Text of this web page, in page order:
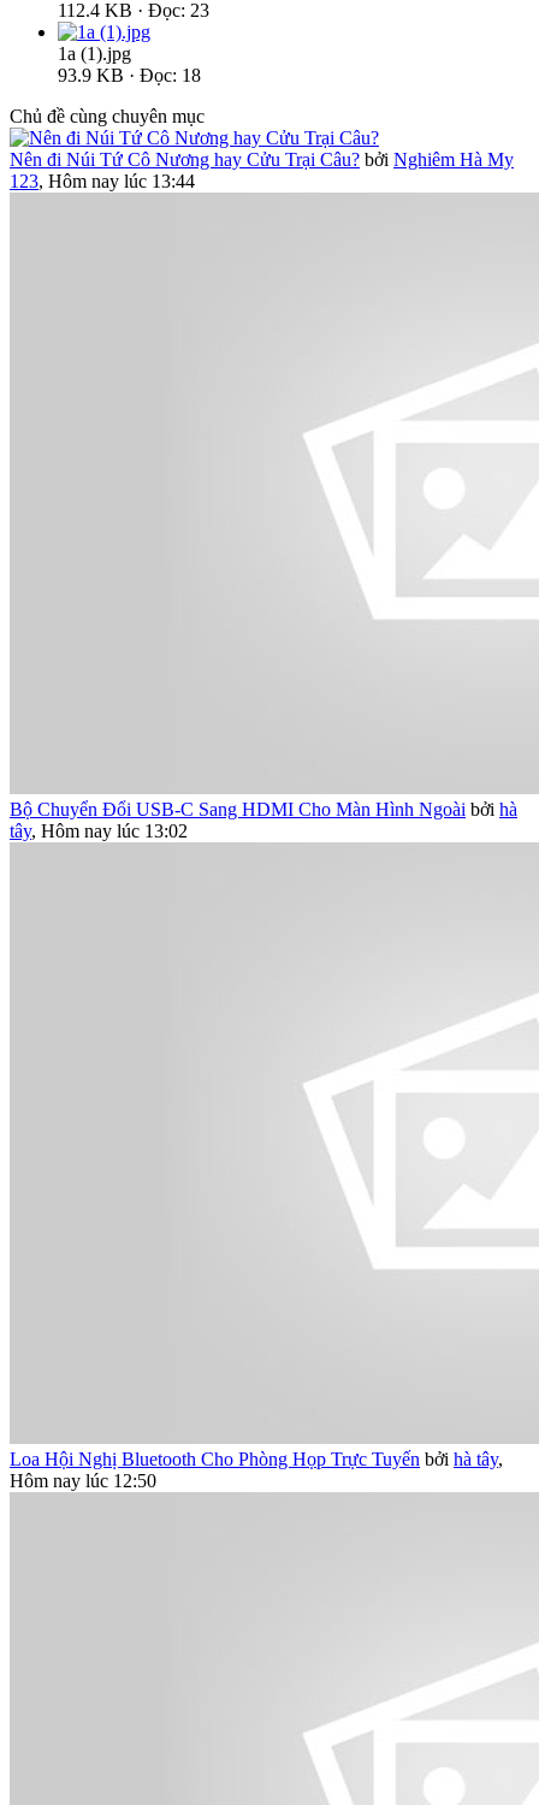
112.4 KB · Đọc: 23
1a (1).jpg
93.9 KB · Đọc: 18
Chủ đề cùng chuyên mục
Nên đi Núi Tứ Cô Nương hay Cửu Trại Câu? bởi Nghiêm Hà My
123, Hôm nay lúc 13:44
Bộ Chuyển Đổi USB-C Sang HDMI Cho Màn Hình Ngoài bởi hà
tây, Hôm nay lúc 13:02
Loa Hội Nghị Bluetooth Cho Phòng Họp Trực Tuyến bởi hà tây,
Hôm nay lúc 12:50